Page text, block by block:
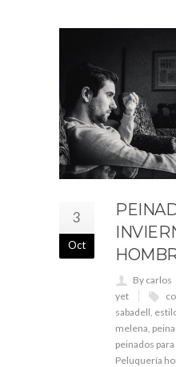
3
Oct
By carlos
yet
sabadell
melena
peinados
Peluquería